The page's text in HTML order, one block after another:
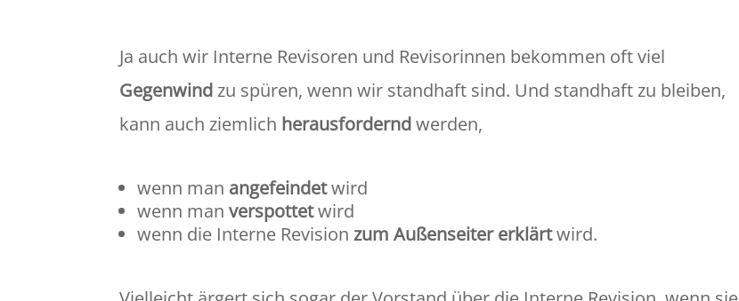
Ja auch wir Interne Revisoren und Revisorinnen bekommen oft viel
Gegenwindzu spüren, wenn wir standhaft sind. Und standhaft zu bleiben,
kann auch ziemlich herausforderndwerden,
wenn man angefeindetwird
wenn manverspottetwird
wenn die Interne Revisionzum Außenseiter erklärtwird.